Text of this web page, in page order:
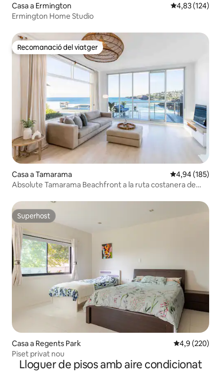
Casa a Ermington 4,83 de
4,83 (124)
Ermington Home Studio
Recomanació del viatger
Recomanació del viatger
Casa a Tamarama 4,94 de
4,94 (185)
Absolute Tamarama Beachfront a la ruta costanera de
Superhost
Superhost
Casa a Regents Park 4,9 de
4,9 (220)
Piset privat nou
Lloguer de pisos amb aire condicionat